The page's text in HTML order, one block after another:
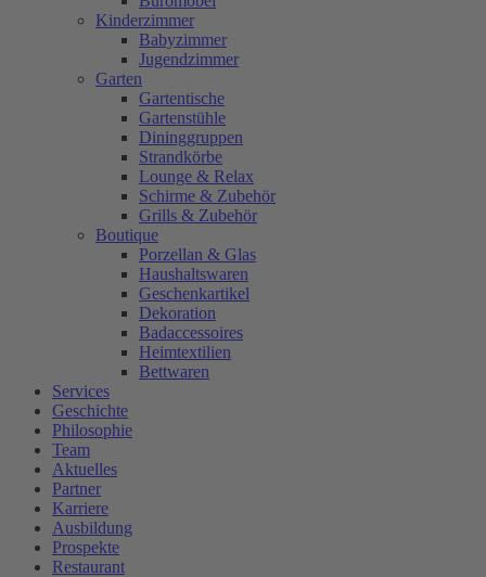
Kinderzimmer
Babyzimmer
Jugendzimmer
Garten
Gartentische
Gartenstühle
Dininggruppen
Strandkörbe
Lounge & Relax
Schirme & Zubehör
Grills & Zubehör
Boutique
Porzellan & Glas
Haushaltswaren
Geschenkartikel
Dekoration
Badaccessoires
Heimtextilien
Bettwaren
Services
Geschichte
Philosophie
Team
Aktuelles
Partner
Karriere
Ausbildung
Prospekte
Restaurant